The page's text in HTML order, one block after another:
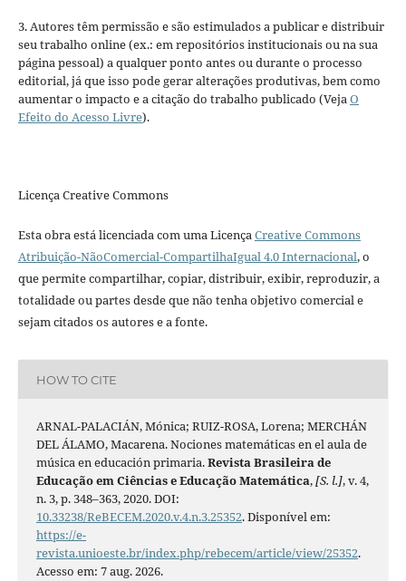
3. Autores têm permissão e são estimulados a publicar e distribuir
seu trabalho online (ex.: em repositórios institucionais ou na sua
página pessoal) a qualquer ponto antes ou durante o processo
editorial, já que isso pode gerar alterações produtivas, bem como
aumentar o impacto e a citação do trabalho publicado (VejaO
Efeito do Acesso Livre).
Licença Creative Commons
Esta obra está licenciada com uma LicençaCreative Commons
Atribuição-NãoComercial-CompartilhaIgual 4.0 Internacional, o
que permite compartilhar, copiar, distribuir, exibir, reproduzir, a
totalidade ou partes desde que não tenha objetivo comercial e
sejam citados os autores e a fonte.
HOW TO CITE
ARNAL-PALACIÁN, Mónica; RUIZ-ROSA, Lorena; MERCHÁN
DEL ÁLAMO, Macarena. Nociones matemáticas en el aula de
música en educación primaria.Revista Brasileira de
Educação em Ciências e Educação Matemática,[S. l.], v. 4,
n. 3, p. 348–363, 2020. DOI:
10.33238/ReBECEM.2020.v.4.n.3.25352. Disponível em:
https://e-
revista.unioeste.br/index.php/rebecem/article/view/25352.
Acesso em: 7 aug. 2026.